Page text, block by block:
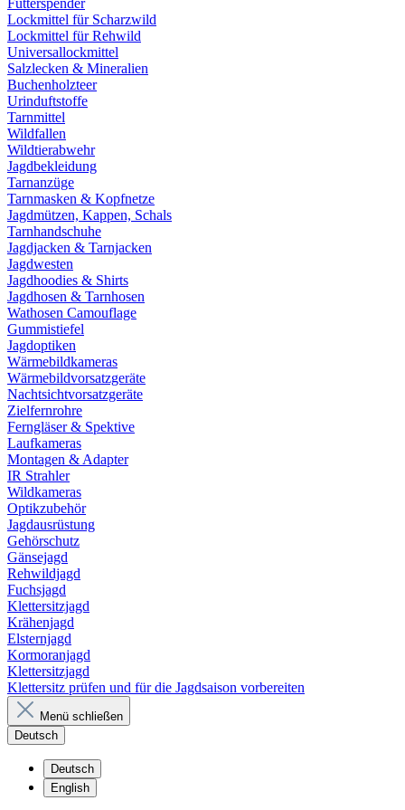
Futterspender
Lockmittel für Scharzwild
Lockmittel für Rehwild
Universallockmittel
Salzlecken & Mineralien
Buchenholzteer
Urinduftstoffe
Tarnmittel
Wildfallen
Wildtierabwehr
Jagdbekleidung
Tarnanzüge
Tarnmasken & Kopfnetze
Jagdmützen, Kappen, Schals
Tarnhandschuhe
Jagdjacken & Tarnjacken
Jagdwesten
Jagdhoodies & Shirts
Jagdhosen & Tarnhosen
Wathosen Camouflage
Gummistiefel
Jagdoptiken
Wärmebildkameras
Wärmebildvorsatzgeräte
Nachtsichtvorsatzgeräte
Zielfernrohre
Ferngläser & Spektive
Laufkameras
Montagen & Adapter
IR Strahler
Wildkameras
Optikzubehör
Jagdausrüstung
Gehörschutz
Gänsejagd
Rehwildjagd
Fuchsjagd
Klettersitzjagd
Krähenjagd
Elsternjagd
Kormoranjagd
Klettersitzjagd
Klettersitz prüfen und für die Jagdsaison vorbereiten
Menü schließen
Deutsch
Deutsch
English